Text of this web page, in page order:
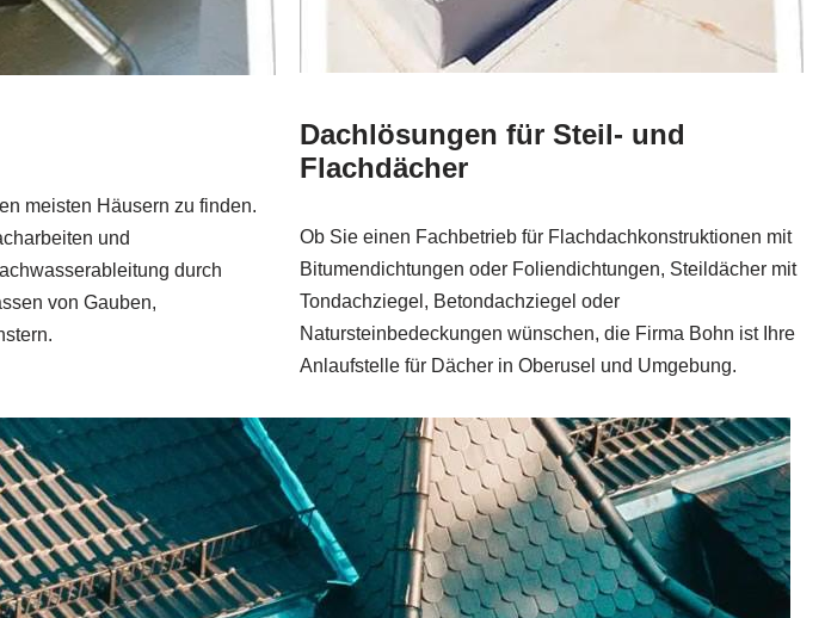
meisten Häusern zu finden.
und
durch
von Gauben,
Dachlösungen für Steil- und
Flachdächer
Ob Sie einen Fachbetrieb für Flachdachkonstruktionen mit
Bitumendichtungen oder Foliendichtungen, Steildächer mit
Tondachziegel, Betondachziegel oder
Natursteinbedeckungen wünschen, die Firma Bohn ist Ihre
Anlaufstelle für Dächer in Oberusel und Umgebung.